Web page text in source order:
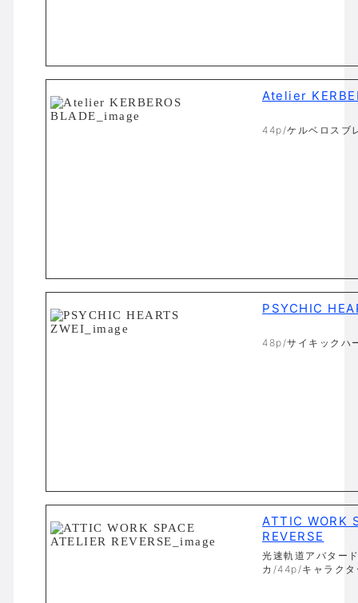
Atelier
44p/ケルベロスブ
PSYCHIC
48p/サイキックハ
ATTIC WORK
REVERSE
光速軌道アバター
カ/44p/キャラク